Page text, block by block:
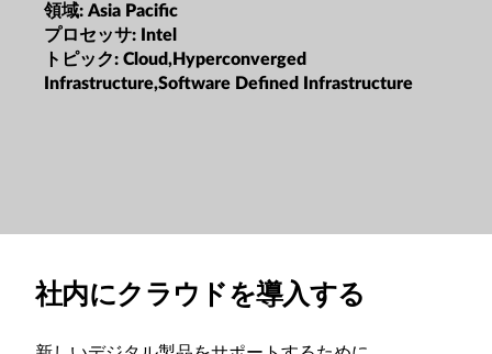
領域: Asia Pacific
プロセッサ: Intel
トピック: Cloud,Hyperconverged
Infrastructure,Software Defined Infrastructure
社内にクラウドを導入する